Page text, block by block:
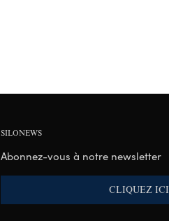
SILONEWS
Abonnez-vous à notre newsletter
CLIQUEZ ICI